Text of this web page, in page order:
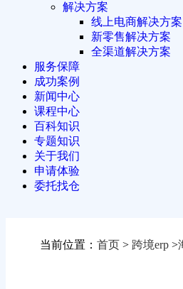
解决方案
线上电商解决方案
新零售解决方案
全渠道解决方案
服务保障
成功案例
新闻中心
课程中心
百科知识
专题知识
关于我们
申请体验
委托找仓
当前位置： 首页 > 跨境erp >